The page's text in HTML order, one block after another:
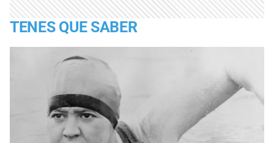
TENES QUE SABER